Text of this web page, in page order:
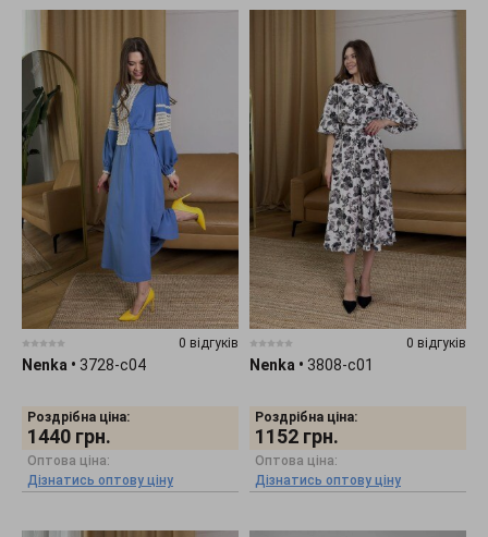
0 відгуків
Nenka • 3728-c04
Роздрібна ціна:
1440 грн.
Оптова ціна:
Дізнатись оптову ціну
0 відгуків
Nenka • 3808-c01
Роздрібна ціна:
1152 грн.
Оптова ціна:
Дізнатись оптову ціну